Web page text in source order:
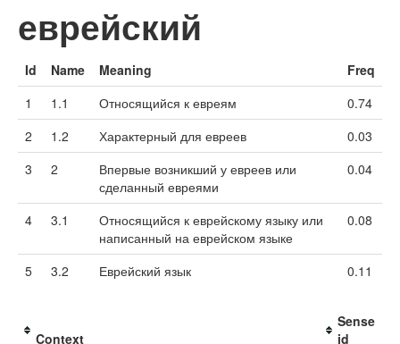
еврейский
Id Name Meaning
Freq
1
1.1 Относящийся к евреям
0.74
2
1.2 Характерный для евреев
0.03
3
2
Впервые возникший у евреев или
сделанный евреями
0.04
4 3.1
Относящийся к еврейскому языку или
написанный на еврейском языке
0.08
5 3.2 Еврейский язык 0.11
Context
Sense
id